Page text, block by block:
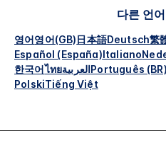
다른 언
영어영어(GB)日本語Deutsch繁
Español (España)Italiano
한국어ไทยالعربيةPortuguês (BR)
PolskiTiếng Việt